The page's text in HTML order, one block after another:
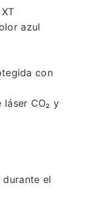
azul
con
CO₂ y
durante el